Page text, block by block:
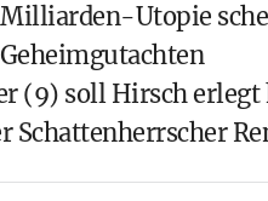
Utopie
(9) soll Hirsch erlegt